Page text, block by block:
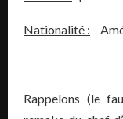
Nationalité :
Rappelons (le